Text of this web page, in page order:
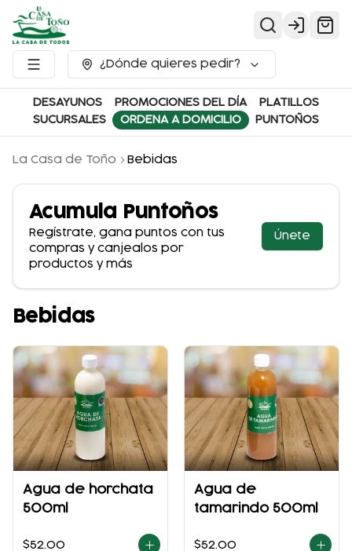
Login
¿Dónde quieres pedir?
DESAYUNOS PROMOCIONES DEL DÍA
PLATILLOS
SUCURSALES
ORDENA A DOMICILIO PUNTOÑOS
La Casa de Toño Bebidas
Acumula Puntoños
Regístrate, gana puntos con tus
compras y canjealos por
productos y más
Únete
Bebidas
Agua de horchata
500ml
$52.00
Agua de
tamarindo 500ml
$52.00